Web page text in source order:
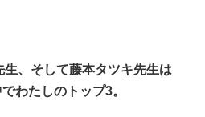
、そして藤本タツキ先生は
わたしのトップ3。